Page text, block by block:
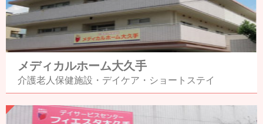
メディカルホーム大久手
介護老人保健施設・ デイケア・ ショートステイ